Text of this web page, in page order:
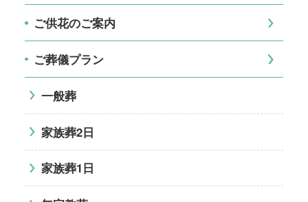
ご供花のご案内
ご葬儀プラン
一般葬
家族葬2日
家族葬1日